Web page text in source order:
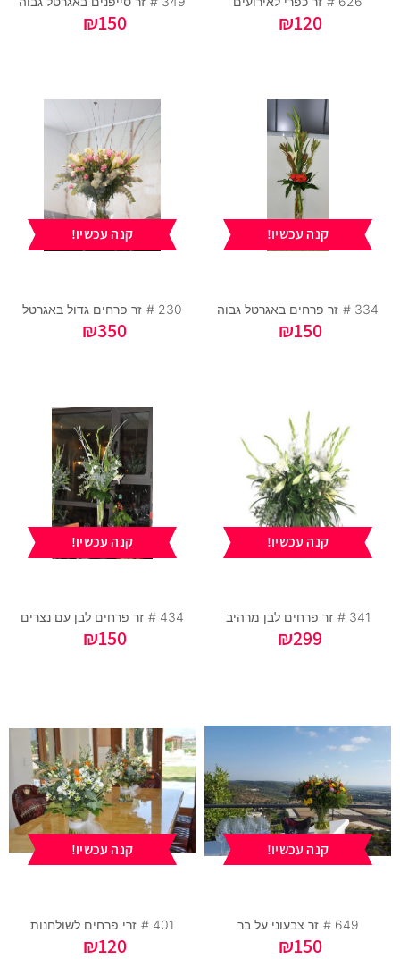
₪120
₪150
334 # זר פרחים באגרטל גבוה
₪150
קנה עכשיו!
230 # זר פרחים גדול באגרטל
₪350
קנה עכשיו!
341 # זר פרחים לבן מרהיב
₪299
קנה עכשיו!
434 # זר פרחים לבן עם נצרים
₪150
קנה עכשיו!
649 # זר צבעוני על בר
₪150
קנה עכשיו!
401 # זרי פרחים לשולחנות
₪120
קנה עכשיו!